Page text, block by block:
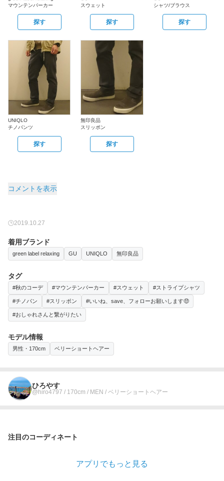
マウンテンパーカー
探す
スウェット
探す
シャツ/ブラウス
探す
UNIQLO
チノパンツ
探す
無印良品
スリッポン
探す
コメントを表示
2019.10.27
着用ブランド
green label relaxing GU UNIQLO 無印良品
タグ
#秋のコーデ #マウンテンパーカー #スウェット #ストライプシャツ
#チノパン #スリッポン #いいね、save、フォローお願いします🤑
#おしゃれさんと繋がりたい
モデル情報
男性・170cm ベリーショートヘアー
ひろやす
@hiro4797 / 170cm / MEN / ベリーショートヘアー
注目のコーディネート
アプリでもっと見る